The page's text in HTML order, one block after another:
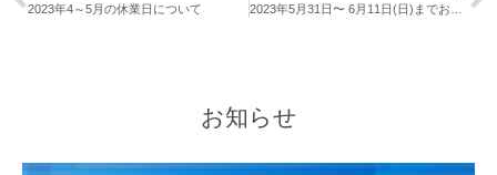
2023年4～5月の休業日について
お知らせ